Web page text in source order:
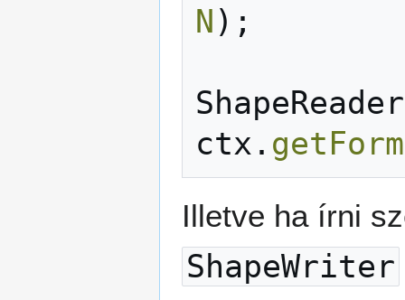
N );
ShapeReader
ctx .
Illetve ha írni
ShapeWriter